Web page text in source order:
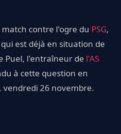
contre l'ogre du PSG,
est déjà en situation de
Puel, l'entraîneur de l'AS
à cette question en
vendredi 26 novembre.